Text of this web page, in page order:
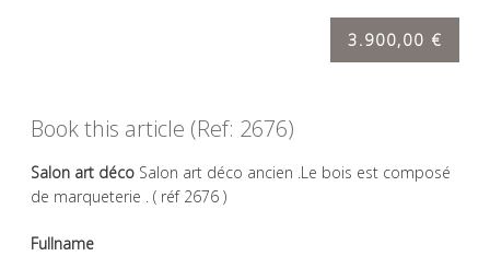
3.900,00 €
Book this article (Ref: 2676)
Salon art déco Salon art déco ancien .Le bois est composé
de marqueterie . ( réf 2676 )
Fullname